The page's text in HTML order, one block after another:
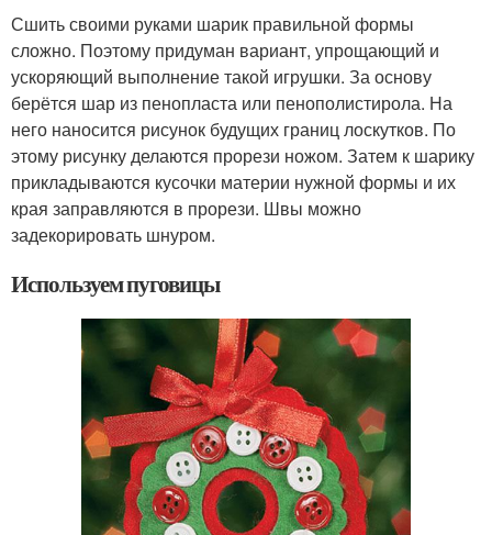
Сшить своими руками шарик правильной формы
сложно. Поэтому придуман вариант, упрощающий и
ускоряющий выполнение такой игрушки. За основу
берётся шар из пенопласта или пенополистирола. На
него наносится рисунок будущих границ лоскутков. По
этому рисунку делаются прорези ножом. Затем к шарику
прикладываются кусочки материи нужной формы и их
края заправляются в прорези. Швы можно
задекорировать шнуром.
Используем пуговицы